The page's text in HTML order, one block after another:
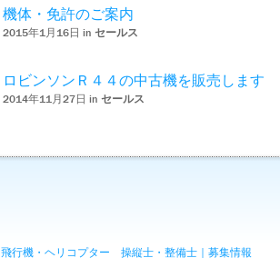
機体・免許のご案内
2015年1月16日 in セールス
ロビンソンＲ４４の中古機を販売します
2014年11月27日 in セールス
飛行機・ヘリコプター 操縦士・整備士｜募集情報